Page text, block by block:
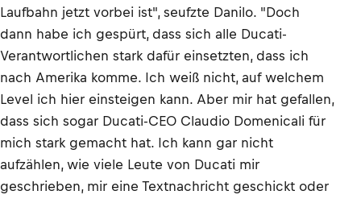
Laufbahn jetzt vorbei ist", seufzte Danilo. "Doch
dann habe ich gespürt, dass sich alle Ducati-
Verantwortlichen stark dafür einsetzten, dass ich
nach Amerika komme. Ich weiß nicht, auf welchem
Level ich hier einsteigen kann. Aber mir hat gefallen,
dass sich sogar Ducati-CEO Claudio Domenicali für
mich stark gemacht hat. Ich kann gar nicht
aufzählen, wie viele Leute von Ducati mir
geschrieben, mir eine Textnachricht geschickt oder